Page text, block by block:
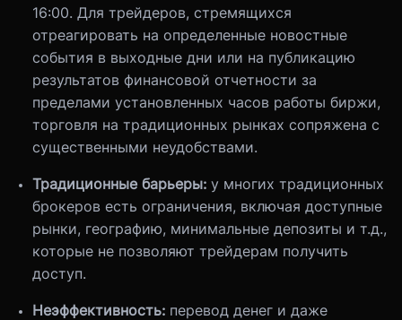
16:00. Для трейдеров, стремящихся
отреагировать на определенные новостные
события в выходные дни или на публикацию
результатов финансовой отчетности за
пределами установленных часов работы биржи,
торговля на традиционных рынках сопряжена с
существенными неудобствами.
Традиционные барьеры: у многих традиционных
брокеров есть ограничения, включая доступные
рынки, географию, минимальные депозиты и т.д.,
которые не позволяют трейдерам получить
доступ.
Неэффективность: перевод денег и даже